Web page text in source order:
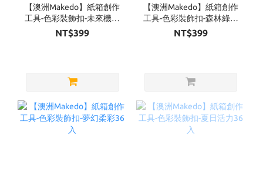
【澳洲Makedo】紙箱創作
工具-色彩裝飾扣-未來機械
36入
NT$399
【澳洲Makedo】紙箱創作
工具-色彩裝飾扣-森林綠意
36入
NT$399